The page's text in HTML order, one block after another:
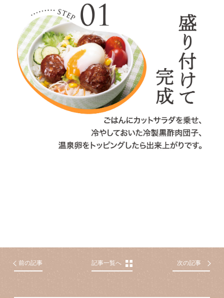
前の記事 記事一覧へ 次の記事